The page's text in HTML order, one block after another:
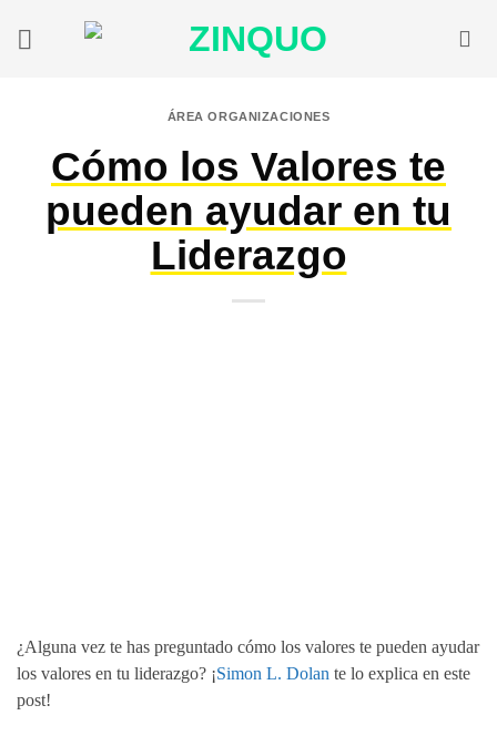
ÁREA ORGANIZACIONES
Cómo los Valores te
pueden ayudar en tu
Liderazgo
¿Alguna vez te has preguntado cómo los valores te pueden ayudar
los valores en tu liderazgo? ¡Simon L. Dolan te lo explica en este
post!